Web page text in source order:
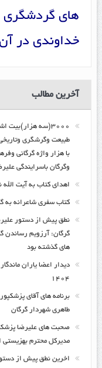
های گردشگری
خداوندی در
آخرین مطالب
۳۰۰۰(سه هزار)بیت
طبیعت وگرشگری
با هزار واژه گرگانی
وگرگان باسرایندگی
اهدای کتاب به آیت الله
کتاب سفری شاعرانه به
نطق پیش از دستور
گرگان: آرزویم رساندن
های گذشته بود
۱۴۰۴
برنامه های آقای
طاهری شهردار گرگان
صحبت های علیرضا
مدیرکل محترم بهزیستی
اخرین نطق پیش از